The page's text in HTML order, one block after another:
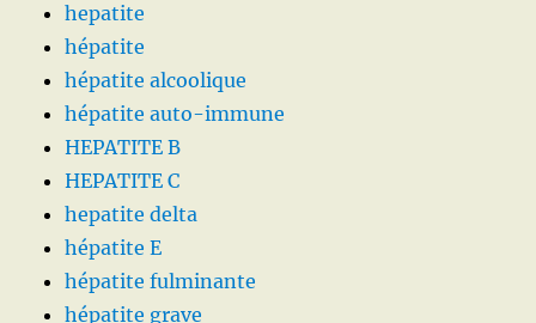
hepatite
hépatite
hépatite alcoolique
hépatite auto-immune
HEPATITE B
HEPATITE C
hepatite delta
hépatite E
hépatite fulminante
hépatite grave